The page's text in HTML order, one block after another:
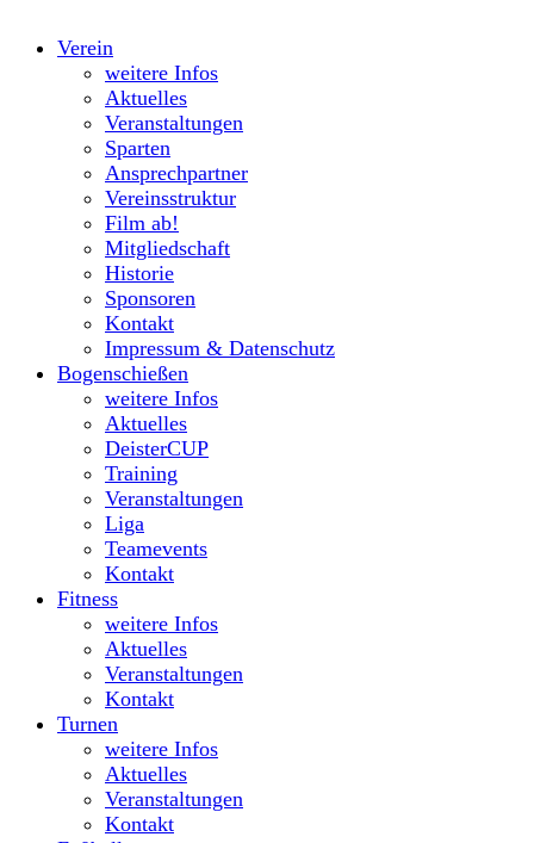
Verein
weitere Infos
Aktuelles
Veranstaltungen
Sparten
Ansprechpartner
Vereinsstruktur
Film ab!
Mitgliedschaft
Historie
Sponsoren
Kontakt
Impressum & Datenschutz
Bogenschießen
weitere Infos
Aktuelles
DeisterCUP
Training
Veranstaltungen
Liga
Teamevents
Kontakt
Fitness
weitere Infos
Aktuelles
Veranstaltungen
Kontakt
Turnen
weitere Infos
Aktuelles
Veranstaltungen
Kontakt